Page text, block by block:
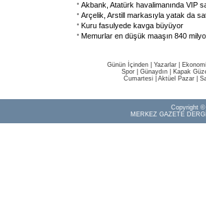
Akbank, Atatürk havalimanında VIP
Arçelik, Arstill markasıyla yatak da
Kuru fasulyede kavga büyüyor
Memurlar en düşük maaşın 840
Günün İçinden Yazarlar Ekonomi
Spor
Günaydın Kapak
Cumartesi| Aktüel Pazar|
Copyright ©
MERKEZ GAZETE